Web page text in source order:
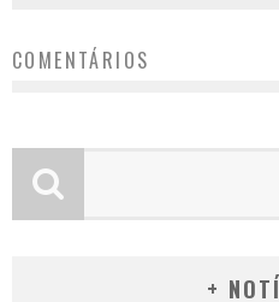
COMENTÁRIOS
+